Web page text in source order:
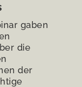
gaben
die
der